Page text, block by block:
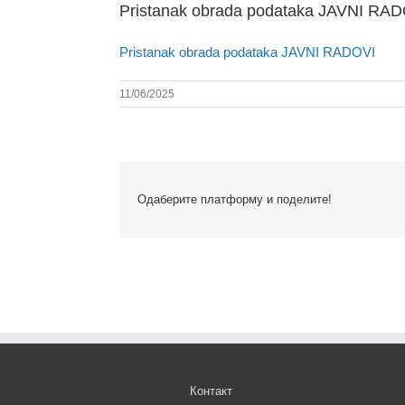
Pristanak obrada podataka JAVNI
Pristanak obrada podataka JAVNI RADOVI
11/06/2025
Одаберите платформу и поделите!
Контакт